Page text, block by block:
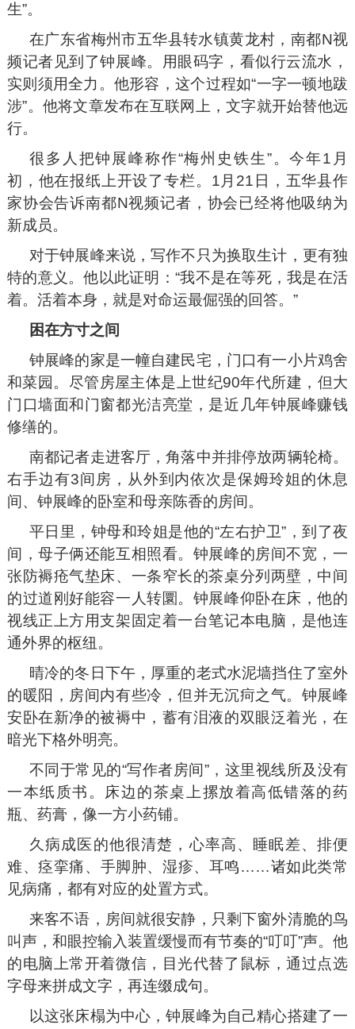
生”。
在广东省梅州市五华县转水镇黄龙村，南都N视
频记者见到了钟展峰。用眼码字，看似行云流水，
实则须用全力。他形容，这个过程如“一字一顿地跋
涉”。他将文章发布在互联网上，文字就开始替他远
行。
很多人把钟展峰称作“梅州史铁生”。今年1月
初，他在报纸上开设了专栏。1月21日，五华县作
家协会告诉南都N视频记者，协会已经将他吸纳为
新成员。
对于钟展峰来说，写作不只为换取生计，更有独
特的意义。他以此证明：“我不是在等死，我是在活
着。活着本身，就是对命运最倔强的回答。”
困在方寸之间
钟展峰的家是一幢自建民宅，门口有一小片鸡舍
和菜园。尽管房屋主体是上世纪90年代所建，但大
门口墙面和门窗都光洁亮堂，是近几年钟展峰赚钱
修缮的。
南都记者走进客厅，角落中并排停放两辆轮椅。
右手边有3间房，从外到内依次是保姆玲姐的休息
间、钟展峰的卧室和母亲陈香的房间。
平日里，钟母和玲姐是他的“左右护卫”，到了夜
间，母子俩还能互相照看。钟展峰的房间不宽，一
张防褥疮气垫床、一条窄长的茶桌分列两壁，中间
的过道刚好能容一人转圜。钟展峰仰卧在床，他的
视线正上方用支架固定着一台笔记本电脑，是他连
通外界的枢纽。
晴冷的冬日下午，厚重的老式水泥墙挡住了室外
的暖阳，房间内有些冷，但并无沉疴之气。钟展峰
安卧在新净的被褥中，蓄有泪液的双眼泛着光，在
暗光下格外明亮。
不同于常见的“写作者房间”，这里视线所及没有
一本纸质书。床边的茶桌上摞放着高低错落的药
瓶、药膏，像一方小药铺。
久病成医的他很清楚，心率高、睡眠差、排便
难、痉挛痛、手脚肿、湿疹、耳鸣……诸如此类常
见病痛，都有对应的处置方式。
来客不语，房间就很安静，只剩下窗外清脆的鸟
叫声，和眼控输入装置缓慢而有节奏的“叮叮”声。他
的电脑上常开着微信，目光代替了鼠标，通过点选
字母来拼成文字，再连缀成句。
以这张床榻为中心，钟展峰为自己精心搭建了一